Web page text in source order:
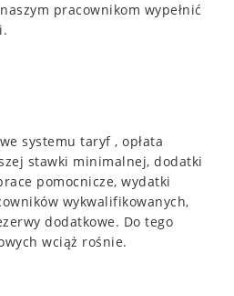
pracownikom wypełnić
systemu taryf , opłata
stawki minimalnej, dodatki
pomocnicze, wydatki
wykwalifikowanych,
dodatkowe. Do tego
wciąż rośnie.